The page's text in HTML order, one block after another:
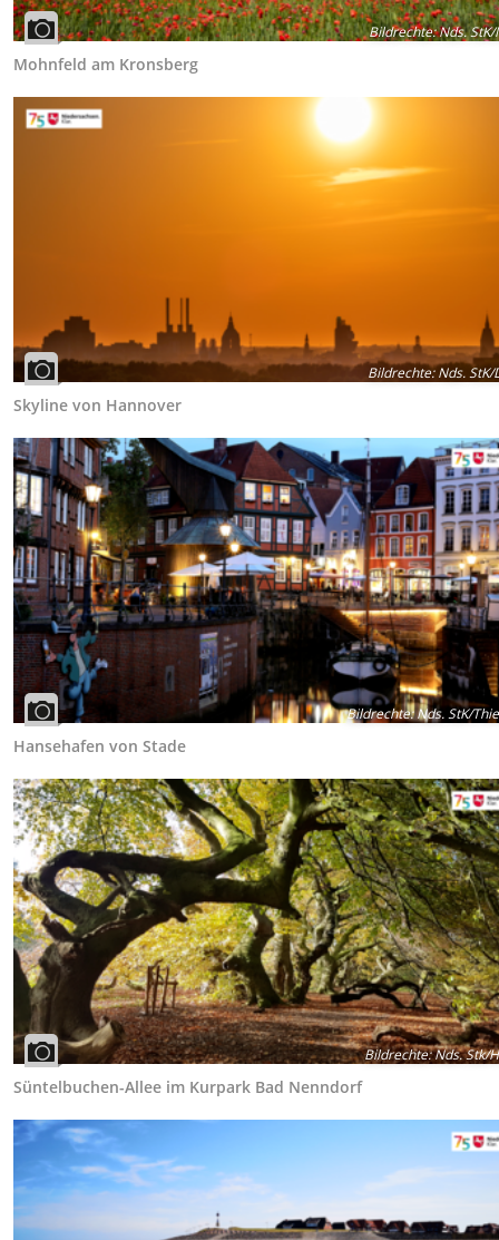
Bildrechte:Nds. StK/
Mohnfeld am Kronsberg
Bildrechte:Nds. StK/
Skyline von Hannover
Bildrechte:Nds. StK/
Hansehafen von Stade
Bildrechte:Nds. Stk/
Süntelbuchen-Allee im Kurpark Bad Nenndorf